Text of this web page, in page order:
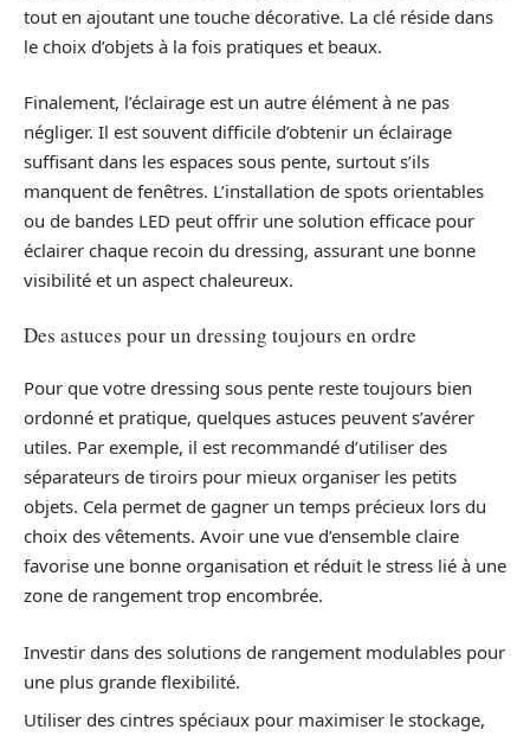
tout en ajoutant une touche décorative. La clé réside dans
le choix d’objets à la fois pratiques et beaux.
Finalement, l’éclairage est un autre élément à ne pas
négliger. Il est souvent difficile d’obtenir un éclairage
suffisant dans les espaces sous pente, surtout s’ils
manquent de fenêtres. L’installation de spots orientables
ou de bandes LED peut offrir une solution efficace pour
éclairer chaque recoin du dressing, assurant une bonne
visibilité et un aspect chaleureux.
Des astuces pour un dressing toujours en ordre
Pour que votre dressing sous pente reste toujours bien
ordonné et pratique, quelques astuces peuvent s’avérer
utiles. Par exemple, il est recommandé d’utiliser des
séparateurs de tiroirs pour mieux organiser les petits
objets. Cela permet de gagner un temps précieux lors du
choix des vêtements. Avoir une vue d’ensemble claire
favorise une bonne organisation et réduit le stress lié à une
zone de rangement trop encombrée.
Investir dans des solutions de rangement modulables pour
une plus grande flexibilité.
Utiliser des cintres spéciaux pour maximiser le stockage,